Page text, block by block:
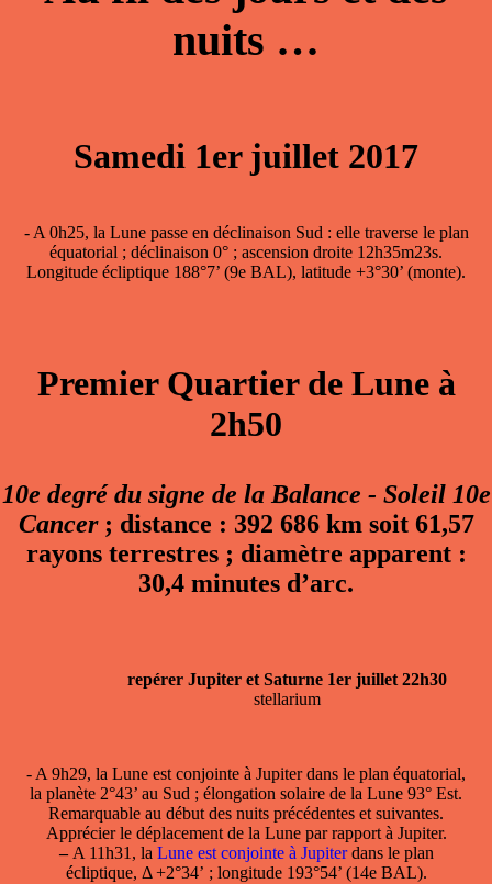
nuits …
Samedi 1er juillet 2017
- A 0h25, la Lune passe en déclinaison Sud : elle traverse le plan
équatorial ; déclinaison 0° ; ascension droite 12h35m23s.
Longitude écliptique 188°7’ (9e BAL), latitude +3°30’ (monte).
Premier Quartier de Lune à
2h50
10e degré du signe de la Balance - Soleil 10e
Cancer; distance : 392 686 km soit 61,57
rayons terrestres ; diamètre apparent :
30,4 minutes d’arc.
repérer Jupiter et Saturne 1er juillet 22h30
stellarium
- A 9h29, la Lune est conjointe à Jupiterdans le plan équatorial,
la planète 2°43’ au Sud ; élongation solaire de la Lune 93° Est.
Remarquable au début des nuits précédentes et suivantes.
Apprécier le déplacement de la Lune par rapport à Jupiter.
–A 11h31, la Lune est conjointe à Jupiterdans le plan
écliptique, Δ +2°34’ ; longitude 193°54’ (14e BAL).